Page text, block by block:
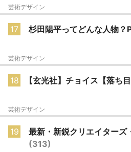
芸術デザイン
17 杉田陽平ってどんな人物？
芸術デザイン
18 【玄光社】チョイス【落ち目
芸術デザイン
19
最新・新鋭クリエイター
(313)